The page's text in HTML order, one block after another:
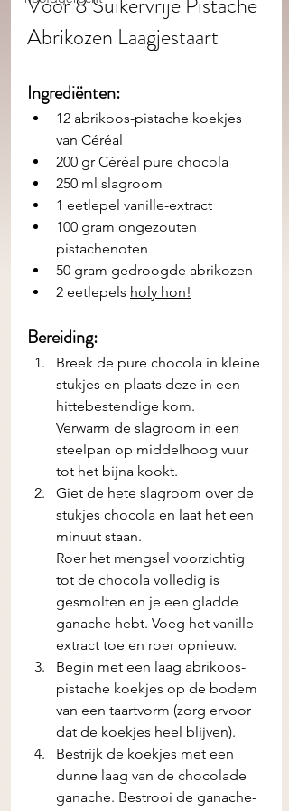
Abrikozen Laagjestaart
Ingrediënten:
12 abrikoos-pistache koekjes
van Céréal
200 gr Céréal pure chocola
250 ml slagroom
1 eetlepel vanille-extract
100 gram ongezouten
pistachenoten
50 gram gedroogde abrikozen
2 eetlepels holy hon!
Bereiding:
Breek de pure chocola in kleine
stukjes en plaats deze in een
hittebestendige kom.
Verwarm de slagroom in een
steelpan op middelhoog vuur
tot het bijna kookt.
Giet de hete slagroom over de
stukjes chocola en laat het een
minuut staan.
Roer het mengsel voorzichtig
tot de chocola volledig is
gesmolten en je een gladde
ganache hebt. Voeg het vanille-
extract toe en roer opnieuw.
Begin met een laag abrikoos-
pistache koekjes op de bodem
van een taartvorm (zorg ervoor
dat de koekjes heel blijven).
Bestrijk de koekjes met een
dunne laag van de chocolade
ganache. Bestrooi de ganache-